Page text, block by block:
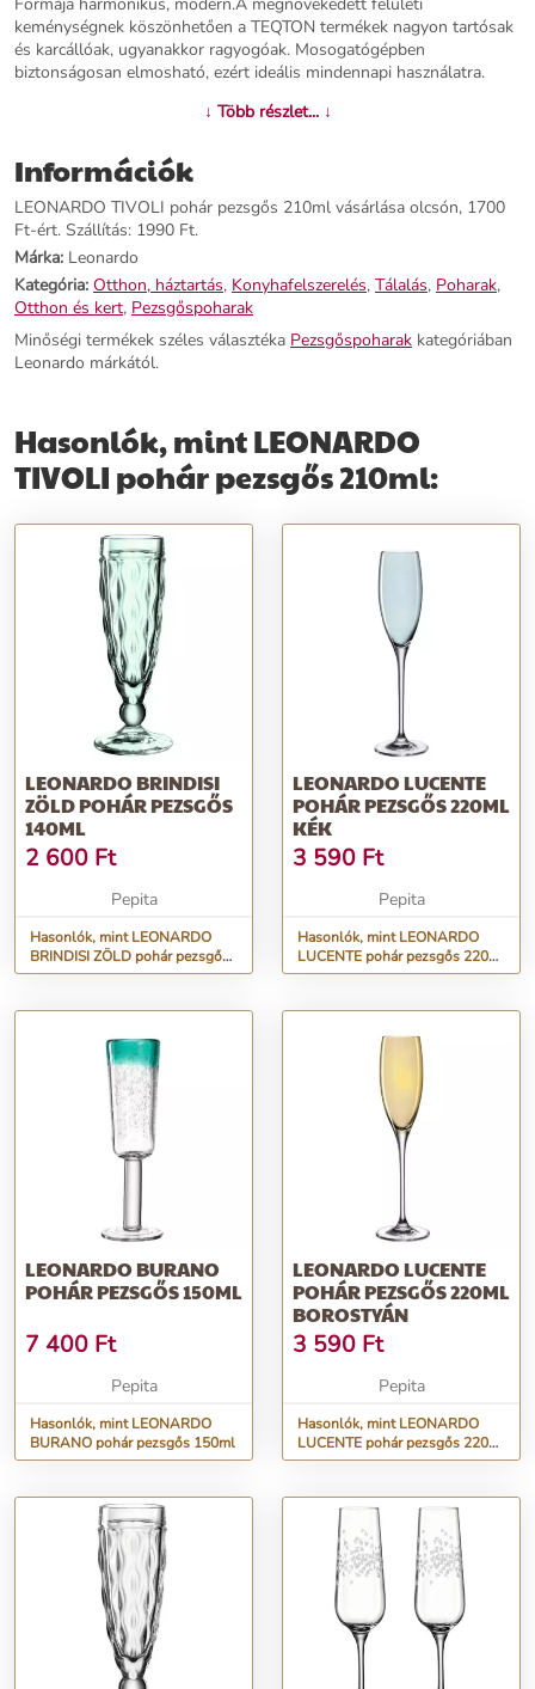
Formája harmonikus, modern.A megnövekedett felületi
keménységnek köszönhetően a TEQTON termékek nagyon tartósak
és karcállóak, ugyanakkor ragyogóak. Mosogatógépben
biztonságosan elmosható, ezért ideális mindennapi használatra.
↓ Több részlet... ↓
Információk
LEONARDO TIVOLI pohár pezsgős 210ml vásárlása olcsón, 1700
Ft-ért. Szállítás: 1990 Ft.
Márka: Leonardo
Kategória: Otthon, háztartás, Konyhafelszerelés, Tálalás, Poharak,
Otthon és kert, Pezsgőspoharak
Minőségi termékek széles választéka Pezsgőspoharak kategóriában
Leonardo márkától.
Hasonlók, mint LEONARDO
TIVOLI pohár pezsgős 210ml:
LEONARDO BRINDISI
ZÖLD POHÁR PEZSGŐS
140ML
2 600 Ft
Pepita
Hasonlók, mint LEONARDO
BRINDISI ZÖLD pohár pezsgős
140ml
LEONARDO LUCENTE
POHÁR PEZSGŐS 220ML
KÉK
3 590 Ft
Pepita
Hasonlók, mint LEONARDO
LUCENTE pohár pezsgős 220ml
kék
LEONARDO BURANO
POHÁR PEZSGŐS 150ML
7 400 Ft
Pepita
Hasonlók, mint LEONARDO
BURANO pohár pezsgős 150ml
LEONARDO LUCENTE
POHÁR PEZSGŐS 220ML
BOROSTYÁN
3 590 Ft
Pepita
Hasonlók, mint LEONARDO
LUCENTE pohár pezsgős 220ml
borostyán